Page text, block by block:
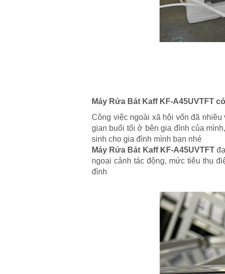
Máy Rửa Bát Kaff KF-A45UVTFT
Công việc ngoài xã hội vốn đã
gian buổi tối ở bên gia đình của
sinh cho gia đình mình bạn nhé
Máy Rửa Bát Kaff KF-A45UVTFT
ngoại cảnh tác động, mức tiêu thụ
đình